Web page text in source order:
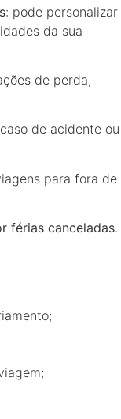
: pode personalizar
da sua
de perda,
de acidente ou
para fora de
férias canceladas.